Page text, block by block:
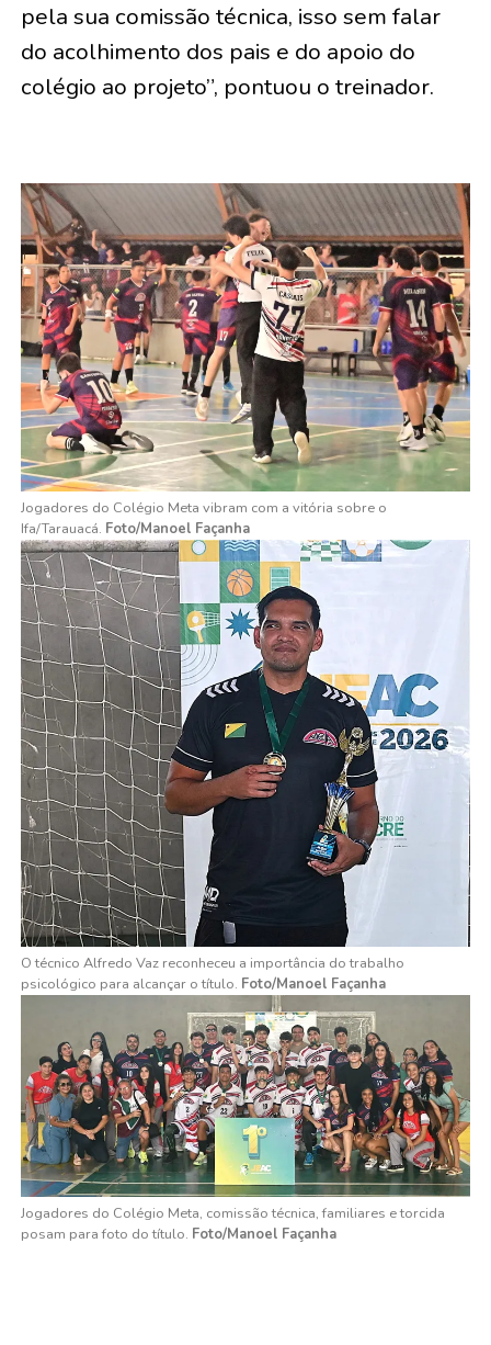
pela sua comissão técnica, isso sem falar
do acolhimento dos pais e do apoio do
colégio ao projeto”, pontuou o treinador.
Jogadores do Colégio Meta vibram com a vitória sobre o
Ifa/Tarauacá. Foto/Manoel Façanha
O técnico Alfredo Vaz reconheceu a importância do trabalho
psicológico para alcançar o título. Foto/Manoel Façanha
Jogadores do Colégio Meta, comissão técnica, familiares e torcida
posam para foto do título. Foto/Manoel Façanha